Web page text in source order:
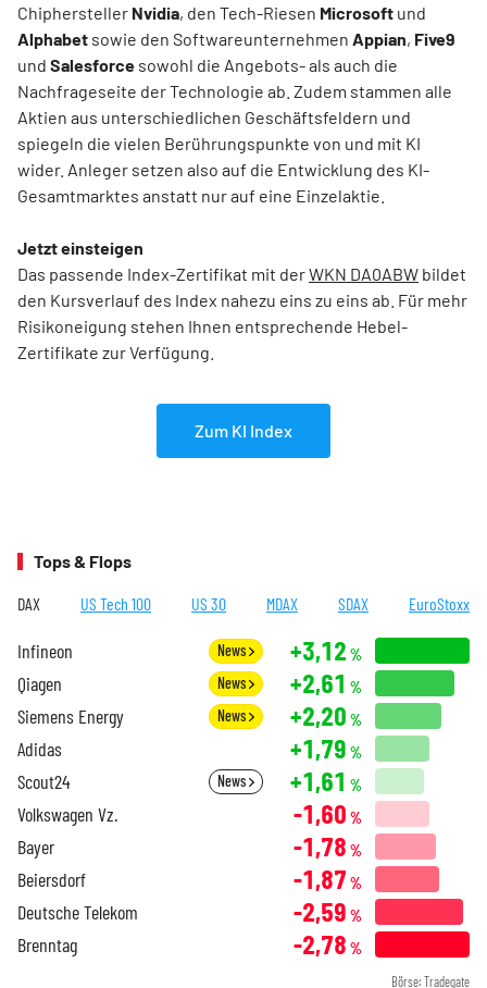
Chiphersteller Nvidia, den Tech-Riesen Microsoft und
Alphabet sowie den Softwareunternehmen Appian, Five9
und Salesforce sowohl die Angebots- als auch die
Nachfrageseite der Technologie ab. Zudem stammen alle
Aktien aus unterschiedlichen Geschäftsfeldern und
spiegeln die vielen Berührungspunkte von und mit KI
wider. Anleger setzen also auf die Entwicklung des KI-
Gesamtmarktes anstatt nur auf eine Einzelaktie.
Jetzt einsteigen
Das passende Index-Zertifikat mit derWKN DA0ABW bildet
den Kursverlauf des Index nahezu eins zu eins ab. Für mehr
Risikoneigung stehen Ihnen entsprechende Hebel-
Zertifikate zur Verfügung.
Zum KI Index
Tops & Flops
DAX US Tech 100 US 30 MDAX SDAX EuroStoxx
Infineon News +3,12 %
Qiagen News +2,61 %
Siemens Energy News +2,20 %
Adidas +1,79 %
Scout24 News +1,61 %
Volkswagen Vz. -1,60 %
Bayer -1,78 %
Beiersdorf -1,87 %
Deutsche Telekom -2,59 %
Brenntag -2,78 %
Börse: Tradegate